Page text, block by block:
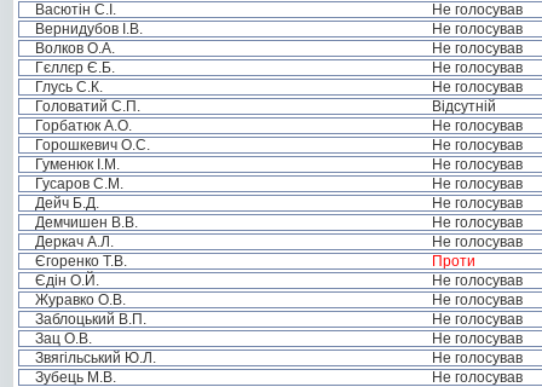
Васютін С.І.
Не голосував
Вернидубов І.В.
Не голосував
Волков О.А.
Не голосував
Гєллєр Є.Б.
Не голосував
Глусь С.К.
Не голосував
Головатий С.П.
Відсутній
Горбатюк А.О.
Не голосував
Горошкевич О.С.
Не голосував
Гуменюк І.М.
Не голосував
Гусаров С.М.
Не голосував
Дейч Б.Д.
Не голосував
Демчишен В.В.
Не голосував
Деркач А.Л.
Не голосував
Єгоренко Т.В.
Проти
Єдін О.Й.
Не голосував
Журавко О.В.
Не голосував
Заблоцький В.П.
Не голосував
Зац О.В.
Не голосував
Звягільський Ю.Л.
Не голосував
Зубець М.В.
Не голосував